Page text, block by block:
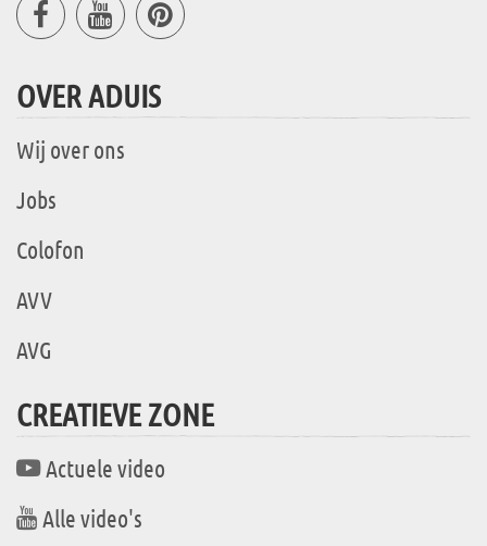
OVER ADUIS
Wij over ons
Jobs
Colofon
AVV
AVG
CREATIEVE ZONE
Actuele video
Alle video's